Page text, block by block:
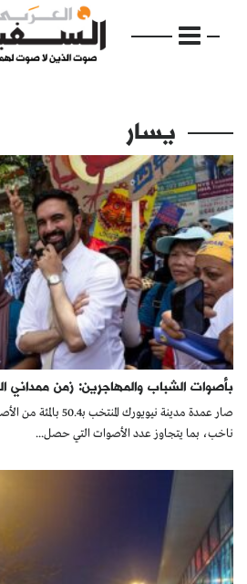
الرئيسية
مواضيع
إفتتاحية
فكرة
دفاتر
بالصورة
كتّابنا
الأرشيف
يسار
بأصوات الشباب والمهاجرين: زمن ممداني
صار عمدة مدينة نيويورك
ناخب، بما يتجاوز عدد الأصوات التي حصل...